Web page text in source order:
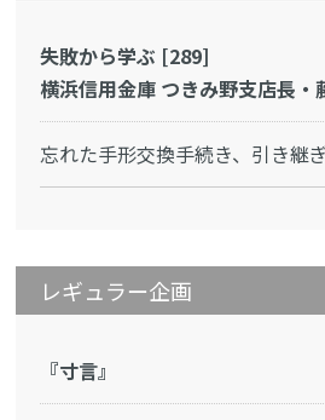
失敗から学ぶ [289]
横浜信用金庫 つきみ野支店長・
忘れた手形交換手続き、引き継
レギュラー企画
『寸言』